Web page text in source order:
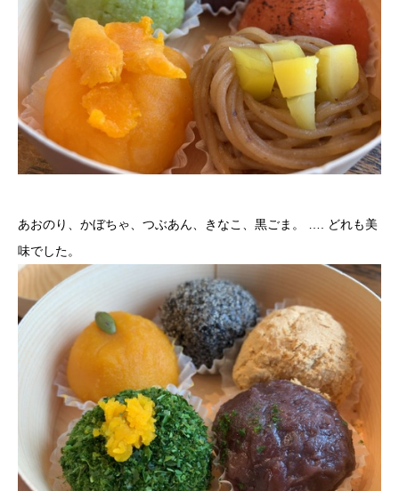
あおのり、かぼちゃ、つぶあん、きなこ、黒ごま。 …. どれも美
味でした。